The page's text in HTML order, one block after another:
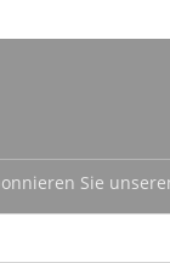
Sie